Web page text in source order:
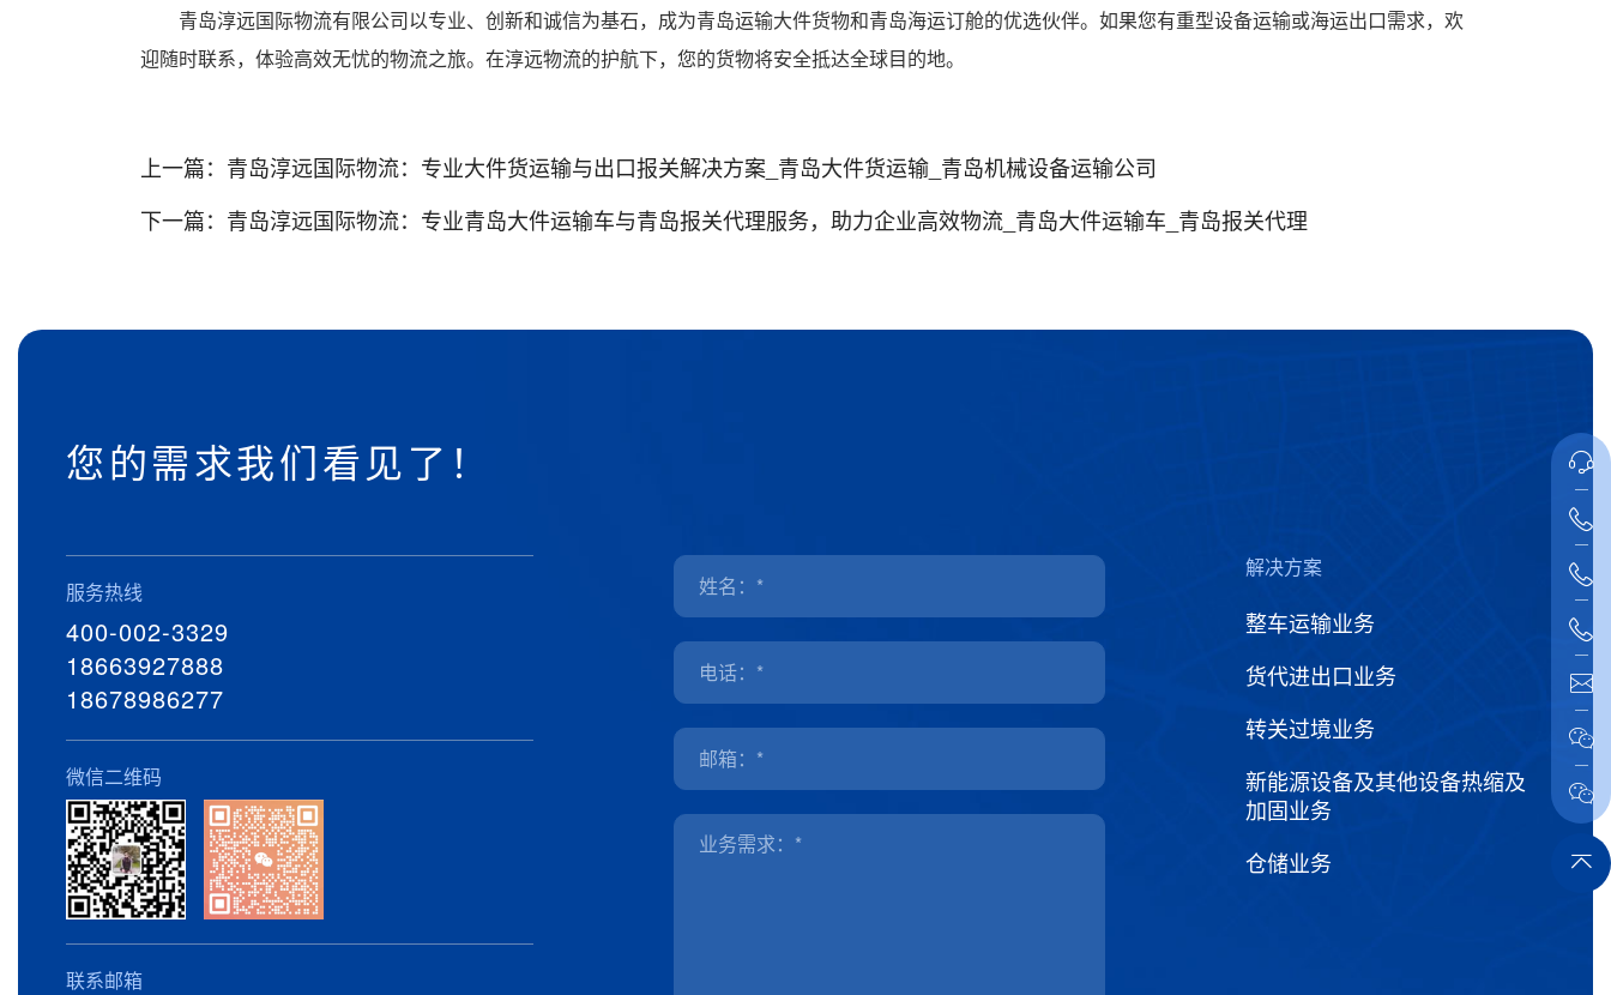
青岛淳远国际物流有限公司以专业、创新和诚信为基石，成为青岛运输大件货物和青岛海运订舱的优选伙伴。如果您有重型设备运输或海运出口需求，欢
迎随时联系，体验高效无忧的物流之旅。在淳远物流的护航下，您的货物将安全抵达全球目的地。
上一篇： 青岛淳远国际物流：专业大件货运输与出口报关解决方案_青岛大件货运输_青岛机械设备运输公司
下一篇： 青岛淳远国际物流：专业青岛大件运输车与青岛报关代理服务，助力企业高效物流_青岛大件运输车_青岛报关代理
您的需求我们看见了！
服务热线
400-002-3329
18663927888
18678986277
微信二维码
联系邮箱
解决方案
整车运输业务
货代进出口业务
转关过境业务
新能源设备及其他设备热缩及
加固业务
仓储业务